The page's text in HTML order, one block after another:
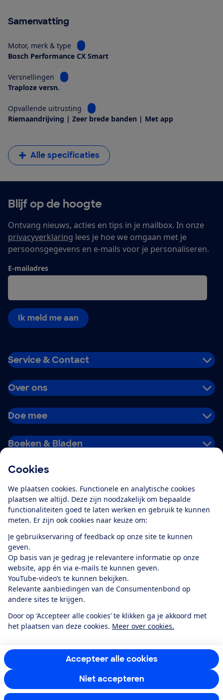
Cookies
We plaatsen cookies. Functionele en analytische cookies
plaatsen we altijd. Deze zijn noodzakelijk om bepaalde
functionaliteiten goed te laten werken en gebruik te kunnen
meten. Er zijn ook cookies naar keuze om:
Je gebruikservaring of feedback op onze site te kunnen
geven.
Op basis van je gedrag je relevantere informatie op onze
website, app én via e-mails te kunnen geven.
YouTube-video’s te kunnen bekijken.
Relevante aanbiedingen van de Consumentenbond op
andere sites te krijgen.
Door op ‘Accepteer alle cookies’ te klikken ga je akkoord met
het plaatsen van deze cookies. Meer over cookies.
Accepteer alle cookies
Niet accepteren
Samenvatting
Motor, merk & type
Bekijk informatie voor Motor, merk & type
Bosch Performance CX Smart
Versnellingen
Bekijk informatie voor Versnellingen
Traploze versn.
Opvallende uitrusting
Bekijk informatie voor Opvallende
Riemaandrijving | Zeer brede banden | Met app
Alle specificaties
Blijf op de hoogte
Ontvang nieuws, acties en tips in je mailbox. In onze
privacyverklaring lees je hoe we omgaan met je
persoonsgegevens en e-mails voor je personaliseren.
E-mailadres
Ik meld me aan
Service & Contact
Over ons
Doe mee
Boeken & Bladen
Alles over de
app
Algemene Voorwaarden
Privacyverklaring
Cookiebeleid
Privacyvoorkeuren
Toegankelijkheid
RSS-feed nieuws
Facebook
TwitterInstagram
YoutubeLinkedIn
12.901consumentenbeoordelen de Consumentenbondmet gemiddeld